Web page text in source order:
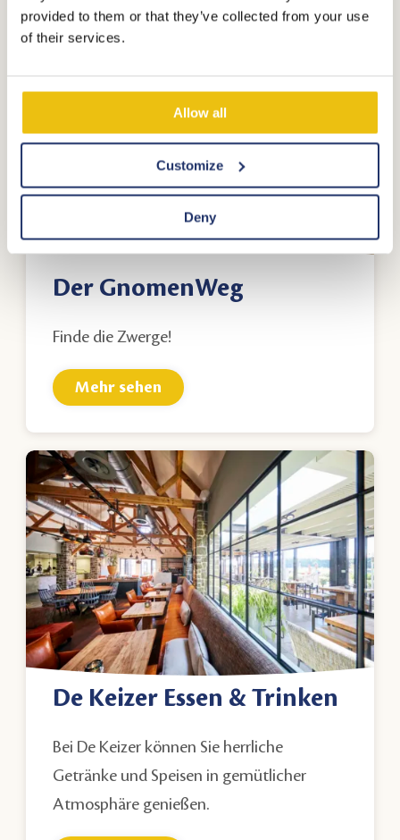
provided to them or that they’ve collected from your use
of their services.
Allow all
Customize
Deny
Der GnomenWeg
Finde die Zwerge!
Mehr sehen
De Keizer Essen & Trinken
Bei De Keizer können Sie herrliche
Getränke und Speisen in gemütlicher
Atmosphäre genießen.